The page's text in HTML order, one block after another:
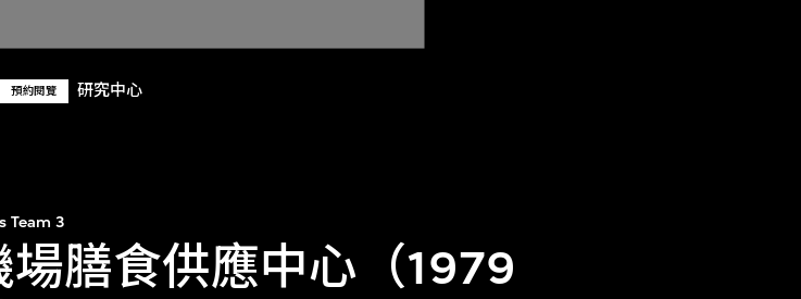
預約閱覽 研究中心
Team 3
膳食供應中心（1979